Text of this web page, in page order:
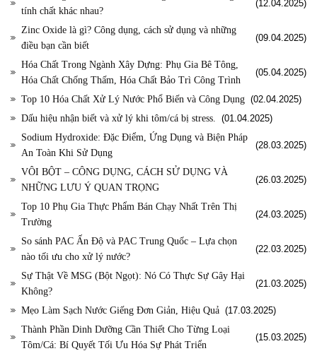
tính chất khác nhau?
(12.04.2025)
Zinc Oxide là gì? Công dụng, cách sử dụng và những
điều bạn cần biết
(09.04.2025)
Hóa Chất Trong Ngành Xây Dựng: Phụ Gia Bê Tông,
Hóa Chất Chống Thấm, Hóa Chất Bảo Trì Công Trình
(05.04.2025)
Top 10 Hóa Chất Xử Lý Nước Phổ Biến và Công Dụng (02.04.2025)
Dấu hiệu nhận biết và xử lý khi tôm/cá bị stress.
(01.04.2025)
Sodium Hydroxide: Đặc Điểm, Ứng Dụng và Biện Pháp
An Toàn Khi Sử Dụng
(28.03.2025)
VÔI BỘT – CÔNG DỤNG, CÁCH SỬ DỤNG VÀ
NHỮNG LƯU Ý QUAN TRỌNG
(26.03.2025)
Top 10 Phụ Gia Thực Phẩm Bán Chạy Nhất Trên Thị
Trường
(24.03.2025)
So sánh PAC Ấn Độ và PAC Trung Quốc – Lựa chọn
nào tối ưu cho xử lý nước?
(22.03.2025)
Sự Thật Về MSG (Bột Ngọt): Nó Có Thực Sự Gây Hại
Không?
(21.03.2025)
Mẹo Làm Sạch Nước Giếng Đơn Giản, Hiệu Quả (17.03.2025)
Thành Phần Dinh Dưỡng Cần Thiết Cho Từng Loại
Tôm/Cá: Bí Quyết Tối Ưu Hóa Sự Phát Triển
(15.03.2025)